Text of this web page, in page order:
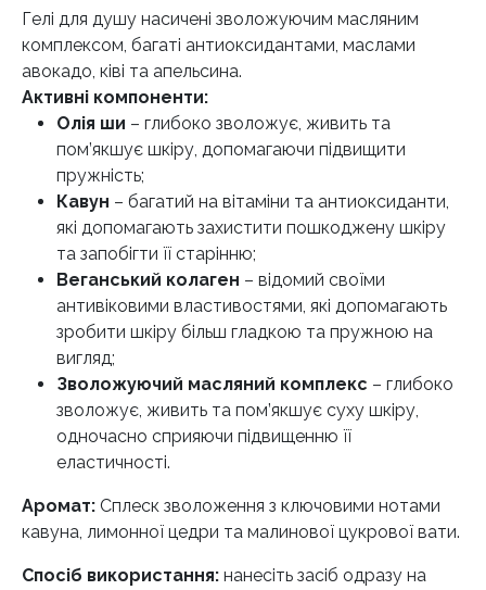
Гелі для душу насичені зволожуючим масляним
комплексом, багаті антиоксидантами, маслами
авокадо, ківі та апельсина.
Активні компоненти:
Олія ши – глибоко зволожує, живить та
пом’якшує шкіру, допомагаючи підвищити
пружність;
Кавун – багатий на вітаміни та антиоксиданти,
які допомагають захистити пошкоджену шкіру
та запобігти її старінню;
Веганський колаген – відомий своїми
антивіковими властивостями, які допомагають
зробити шкіру більш гладкою та пружною на
вигляд;
Зволожуючий масляний комплекс – глибоко
зволожує, живить та пом’якшує суху шкіру,
одночасно сприяючи підвищенню її
еластичності.
Аромат: Сплеск зволоження з ключовими нотами
кавуна, лимонної цедри та малинової цукрової вати.
Спосіб використання: нанесіть засіб одразу на